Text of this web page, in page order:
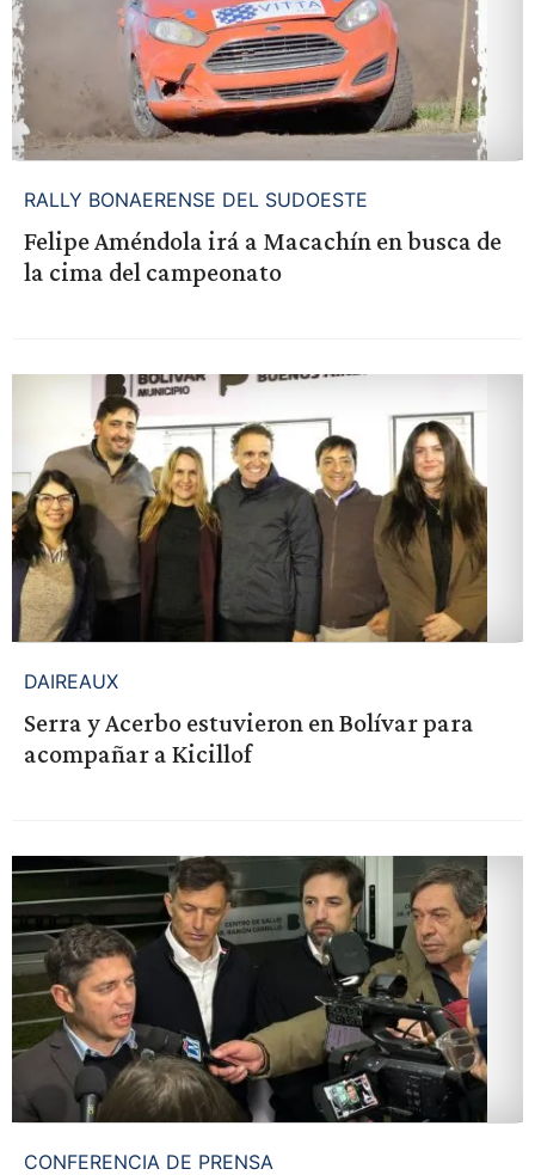
RALLY BONAERENSE DEL SUDOESTE
Felipe Améndola irá a Macachín en busca de
la cima del campeonato
DAIREAUX
Serra y Acerbo estuvieron en Bolívar para
acompañar a Kicillof
CONFERENCIA DE PRENSA